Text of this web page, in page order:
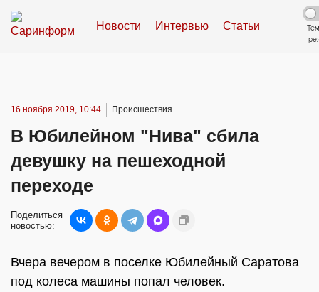
Новости Интервью Статьи
16 ноября 2019, 10:44 Происшествия
В Юбилейном "Нива" сбила
девушку на пешеходной
переходе
Поделиться
новостью:
Вчера вечером в поселке Юбилейный Саратова
под колеса машины попал человек.